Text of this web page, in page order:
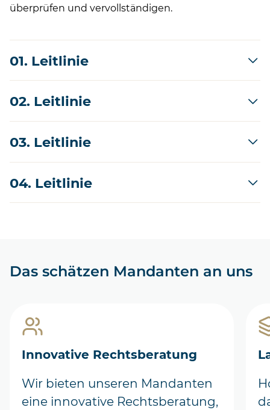
überprüfen und vervollständigen.
01. Leitlinie
02. Leitlinie
03. Leitlinie
04. Leitlinie
Das schätzen Mandanten an uns
Innovative Rechtsberatung
Wir bieten unseren Mandanten
eine innovative Rechtsberatung,